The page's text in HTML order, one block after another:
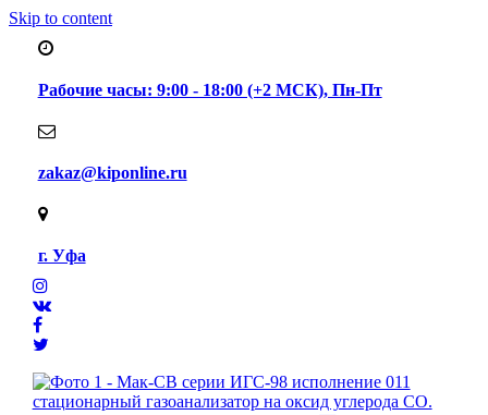
Skip to content
Рабочие часы: 9:00 - 18:00 (+2 МСК), Пн-Пт
zakaz@kiponline.ru
г. Уфа